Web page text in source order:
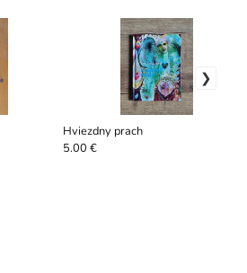
Hviezdny prach
5.00 €